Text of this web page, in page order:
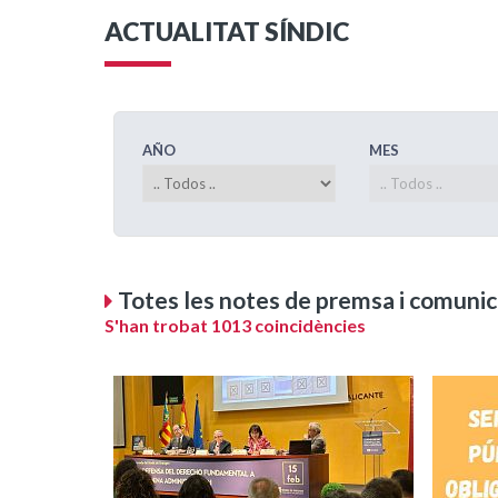
ACTUALITAT SÍNDIC
AÑO MES
Totes les notes de premsa i
S'han trobat 1013 coincidències